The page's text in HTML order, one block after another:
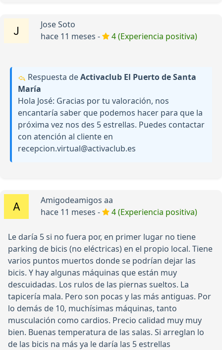
Jose Soto
hace 11 meses -
4 (Experiencia positiva)
Respuesta deActivaclub El Puerto de Santa
María
Hola José: Gracias por tu valoración, nos
encantaría saber que podemos hacer para que la
próxima vez nos des 5 estrellas. Puedes contactar
con atención al cliente en
recepcion.virtual@activaclub.es
Amigodeamigos aa
hace 11 meses -
4 (Experiencia positiva)
Le daría 5 si no fuera por, en primer lugar no tiene
parking de bicis (no eléctricas) en el propio local. Tiene
varios puntos muertos donde se podrían dejar las
bicis. Y hay algunas máquinas que están muy
descuidadas. Los rulos de las piernas sueltos. La
tapicería mala. Pero son pocas y las más antiguas. Por
lo demás de 10, muchísimas máquinas, tanto
musculación como cardios. Precio calidad muy muy
bien. Buenas temperatura de las salas. Si arreglan lo
de las bicis na más ya le daría las 5 estrellas